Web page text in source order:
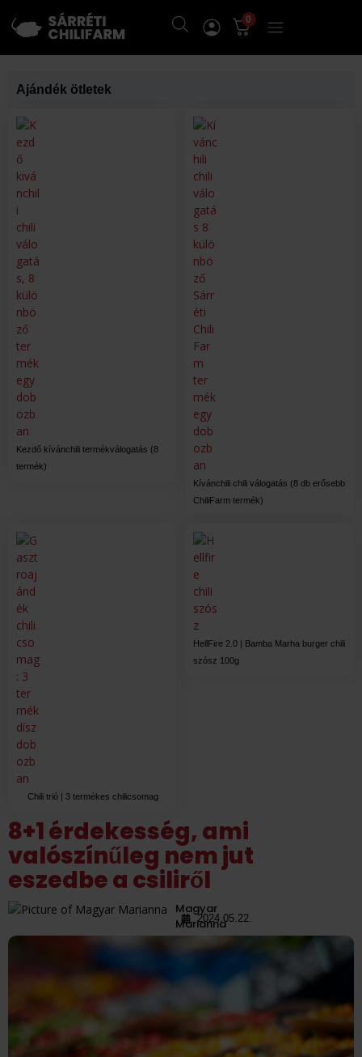
0
8+1 érdekesség, ami
valószínűleg nem jut
eszedbe a csiliről
Magyar
Marianna
2024.05.22.
Ajándék ötletek
Kezdő kívánchili termékválogatás (8
termék)
Kívánchili chili válogatás (8 db erősebb
ChiliFarm termék)
Chili trió | 3 termékes chilicsomag
HellFire 2.0 | Bamba Marha burger chili
szósz 100g